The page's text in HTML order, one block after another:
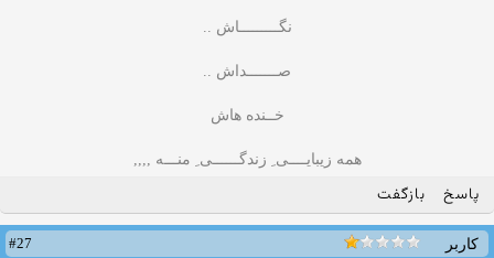
نگـــــــــاش ..
صـــــــداش ..
خــنده هاش
همه زیبایــــی ِ زندگــــــی ِ منـــه ,,,,
پاسخ بازگفت
کاربر
#27